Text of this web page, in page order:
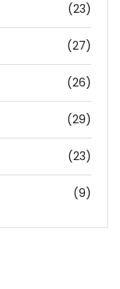
(23)
(27)
(26)
(29)
(23)
(9)